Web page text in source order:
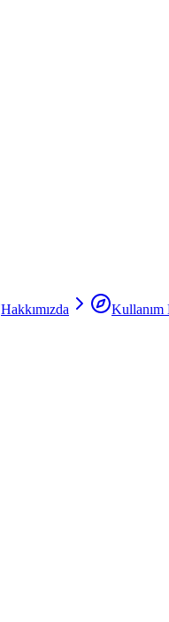
Hakkımızda
Kullanım